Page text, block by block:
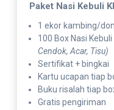
Paket Nasi Kebuli
1 ekor kambing/
100 Box Nasi Kebuli
Cendok, Acar, Tisu)
Sertifikat + bingkai
Kartu ucapan tiap
Buku risalah tiap
Gratis pengiriman